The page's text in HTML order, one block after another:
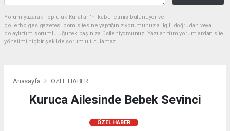
Yorum yazarak Topluluk Kuralları’nı kabul etmiş bulunuyor ve
gollerbolgesigazetesi.com sitesine yaptığınız yorumunuzla ilgili doğrudan veya
dolaylı tüm sorumluluğu tek başınıza üstleniyorsunuz. Yazılan tüm yorumlardan site
yönetimi hiçbir şekilde sorumlu tutulamaz.
Anasayfa ÖZEL HABER
Kuruca Ailesinde Bebek Sevinci
ÖZEL HABER